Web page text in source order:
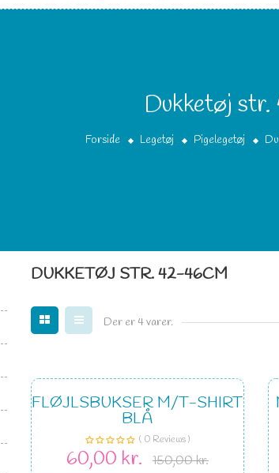
Dukketøj
Forside Legetøj Pigelegetøj
DUKKETØJ STR. 42-46CM
Der er 4 varer.
FLØJLSBUKSER M/T-SHIRT
BLÅ
( 0 Reviews )
60,00 kr. 150,00 kr.